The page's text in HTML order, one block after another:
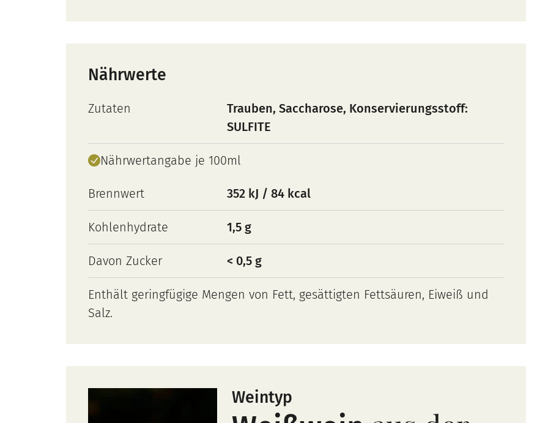
Nährwerte
Zutaten
Trauben, Saccharose, Konservierungsstoff:
SULFITE
Nährwertangabe je 100ml
Brennwert 352 kJ / 84 kcal
Kohlenhydrate 1,5 g
Davon Zucker < 0,5 g
Enthält geringfügige Mengen von Fett, gesättigten Fettsäuren, Eiweiß und
Salz.
Weintyp